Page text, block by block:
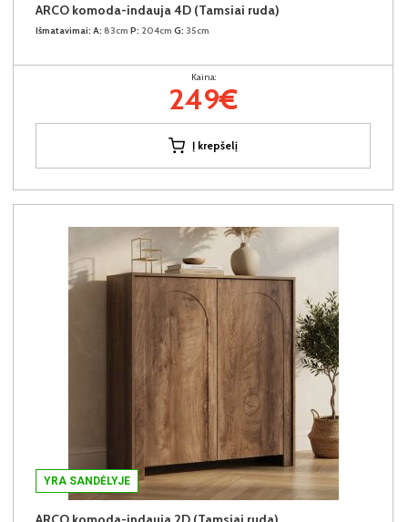
ARCO komoda-indauja 4D (Tamsiai ruda)
Išmatavimai: A: 83cm P: 204cm G: 35cm
Kaina:
249€
Į krepšelį
YRA SANDĖLYJE